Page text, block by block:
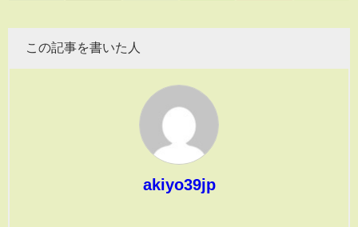
この記事を書いた人
akiyo39jp